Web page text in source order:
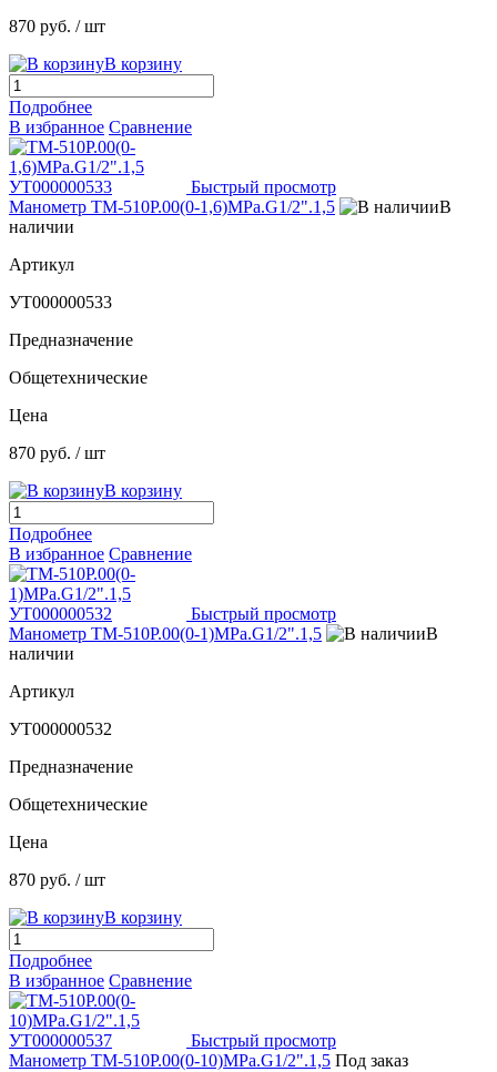
870 руб. / шт
В корзину
Подробнее
В избранное Сравнение
Быстрый просмотр
Манометр ТМ-510Р.00(0-1,6)МРа.G1/2".1,5
В
наличии
Артикул
УТ000000533
Предназначение
Общетехнические
Цена
870 руб. / шт
В корзину
Подробнее
В избранное Сравнение
Быстрый просмотр
Манометр ТМ-510Р.00(0-1)МРа.G1/2".1,5
В
наличии
Артикул
УТ000000532
Предназначение
Общетехнические
Цена
870 руб. / шт
В корзину
Подробнее
В избранное Сравнение
Быстрый просмотр
Манометр ТМ-510Р.00(0-10)МРа.G1/2".1,5 Под заказ